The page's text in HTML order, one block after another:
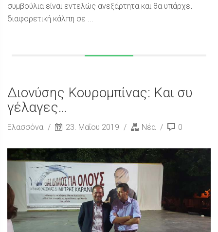
συμβούλια είναι εντελώς ανεξάρτητα και θα υπάρχει
διαφορετική κάλπη σε ...
Διονύσης Κουρομπίνας: Και συ
γέλαγες…
Ελασσόνα 23. Μαΐου 2019 Νέα 0